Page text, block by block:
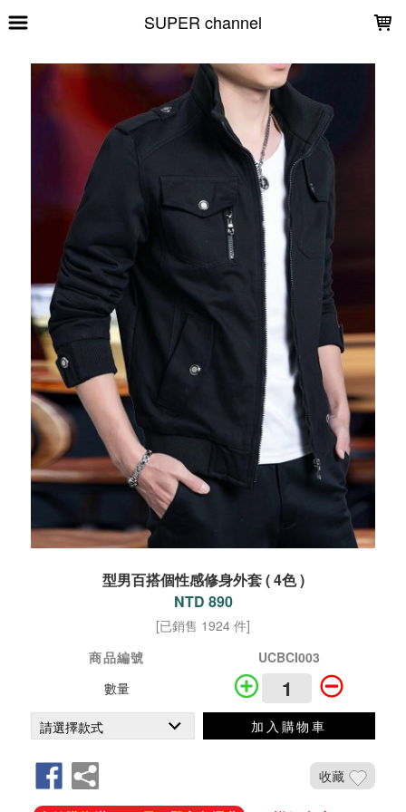
SUPER channel
型男百搭個性感修身外套 ( 4色 )
NTD 890
[已銷售 1924 件]
商品編號
UCBCI003
數量
加入購物車
收藏